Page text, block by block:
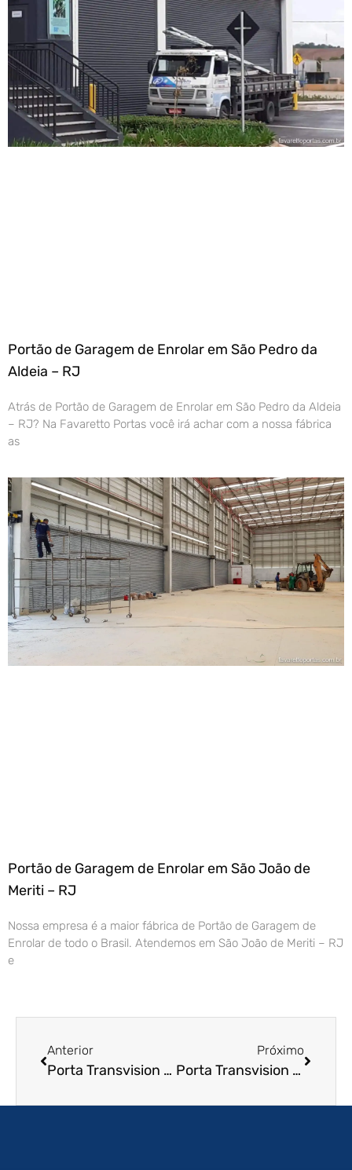
Portão de Garagem de Enrolar em São Pedro da
Aldeia – RJ
Atrás de Portão de Garagem de Enrolar em São Pedro da Aldeia
– RJ? Na Favaretto Portas você irá achar com a nossa fábrica
as
Portão de Garagem de Enrolar em São João de
Meriti – RJ
Nossa empresa é a maior fábrica de Portão de Garagem de
Enrolar de todo o Brasil. Atendemos em São João de Meriti – RJ
e
Anterior
Porta Transvision em Olinda – PE
Próximo
Porta Transvision em Cascavel – PR